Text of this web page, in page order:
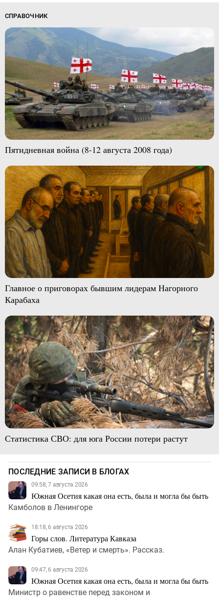
СПРАВОЧНИК
Пятидневная война (8-12 августа 2008 года)
Главное о приговорах бывшим лидерам Нагорного
Карабаха
Статистика СВО: для юга России потери растут
ПОСЛЕДНИЕ ЗАПИСИ В БЛОГАХ
09:58, 7 августа 2026
Южная Осетия какая она есть, была и могла бы быть
Камболов в Ленингоре
18:18, 6 августа 2026
Горы слов. Литература Кавказа
Алан Кубатиев, «Ветер и смерть». Рассказ.
09:47, 6 августа 2026
Южная Осетия какая она есть, была и могла бы быть
Министр о равенстве перед законом и